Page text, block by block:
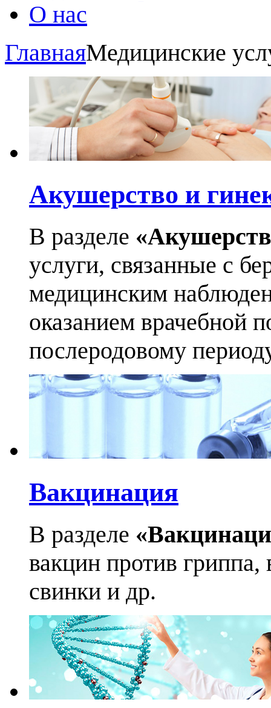
О нас
ГлавнаяМедицинские
Акушерство и
В разделе
услуги, связанные с
медицинским
оказанием врачебной
послеродовому
Вакцинация
В разделе
вакцин против гриппа,
свинки и др.